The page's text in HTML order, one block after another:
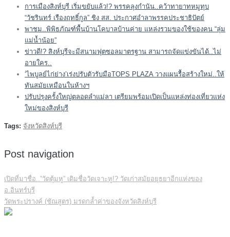
การเมืองสิงห์บุรี เริ่มขยับแล้ว!? พรรคลุงกำนัน..คว้าทายาทหมูทุบ
“วัชรินทร์ เรืองฤทธิ์กูล” ชิง สส. ประกาศอำลาพรรคประชาธิปัตย์
พาชม..พิพิธภัณฑ์พื้นบ้านโคบาลบ้านค่าย แหล่งรวมของใช้ของคน “ลุ่ม
แม่น้ำน้อย”
ข่าวดี!? สิงห์บุรีจะมีสนามฟุตซอลมาตรฐาน สามารถจัดแข่งขันได้..ไม่
อายใคร..
‘ไพบูลย์ไก่ย่าง’เร่งปรับตัวรับมือTOPS PLAZA วางแผนรื้อสร้างใหม่..ให้
ทันสมัยเหมือนในห้างฯ
ปรับปรุงครั้งใหญ่ตลอดลำแม่ลา เตรียมพร้อมเปิดเป็นแหล่งท่องเที่ยวแห่ง
ใหม่ของสิงห์บุรี
Tags: จังหวัดสิงห์บุรี
Post navigation
เปิดที่มาชื่อ..”วัดตุ้มหู” เดิมชื่อวัดเจาะหู!? วัดเก่าสมัยอยุธยาอีกแห่งของ
อ.อินทร์บุรี
วัดพระปรางค์ (ชัณสูตร) มรดกล้ำค่าของจังหวัดสิงห์บุรี